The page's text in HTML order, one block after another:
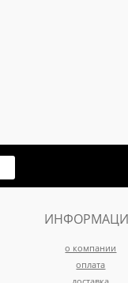
о компании
оплата